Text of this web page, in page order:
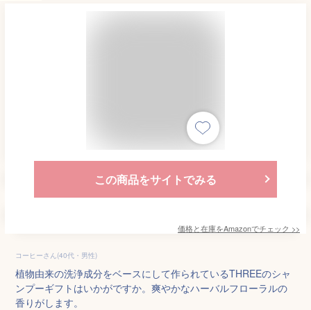
この商品をサイトでみる
価格と在庫をAmazonでチェック >>
コーヒーさん(40代・男性)
植物由来の洗浄成分をベースにして作られているTHREEのシャ
ンプーギフトはいかがですか。爽やかなハーバルフローラルの
香りがします。